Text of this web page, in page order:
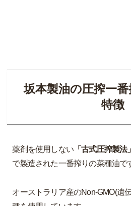
坂本製油の圧搾一
特徴
薬剤を使用しない 「古式圧搾製法」
で製造された一番搾りの菜種油で
オーストラリア産のNon-GMO(遺